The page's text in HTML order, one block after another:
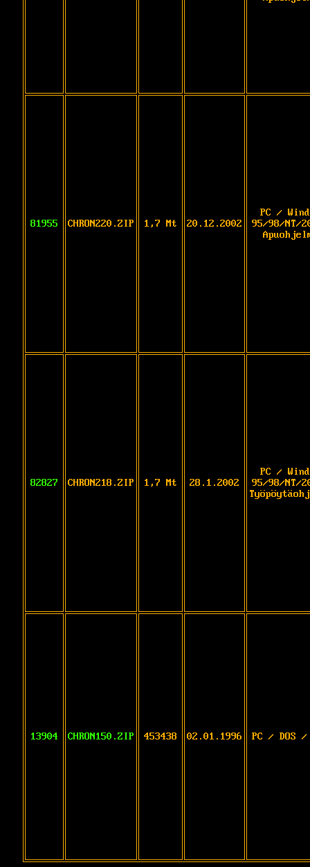
81955 CHRON220.ZIP 1,7 Mt 20.12.2002
PC /
95/98/NT/
82827 CHRON218.ZIP 1,7 Mt 28.1.2002
PC /
95/98/NT/
13904 CHRON150.ZIP 453438 02.01.1996 PC / DOS /